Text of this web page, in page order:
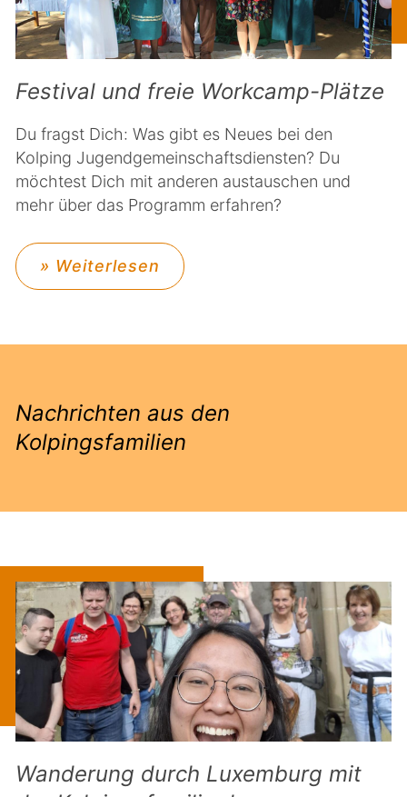
Festival und freie Workcamp-Plätze
Du fragst Dich: Was gibt es Neues bei den
Kolping Jugendgemeinschaftsdiensten? Du
möchtest Dich mit anderen austauschen und
mehr über das Programm erfahren?
» Weiterlesen
Nachrichten aus den
Kolpingsfamilien
Wanderung durch Luxemburg mit